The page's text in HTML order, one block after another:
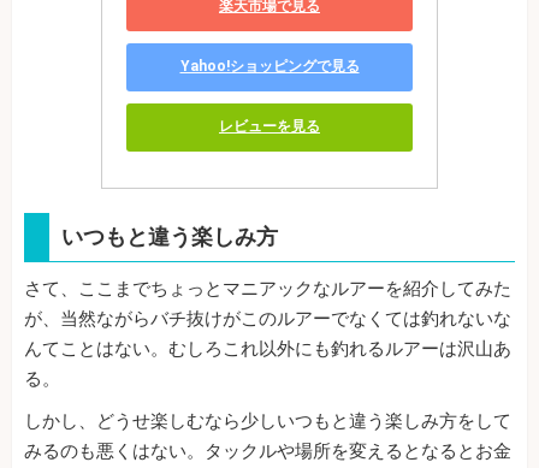
楽天市場で見る
Yahoo!ショッピングで見る
レビューを見る
いつもと違う楽しみ方
さて、ここまでちょっとマニアックなルアーを紹介してみた
が、当然ながらバチ抜けがこのルアーでなくては釣れないな
んてことはない。むしろこれ以外にも釣れるルアーは沢山あ
る。
しかし、どうせ楽しむなら少しいつもと違う楽しみ方をして
みるのも悪くはない。タックルや場所を変えるとなるとお金